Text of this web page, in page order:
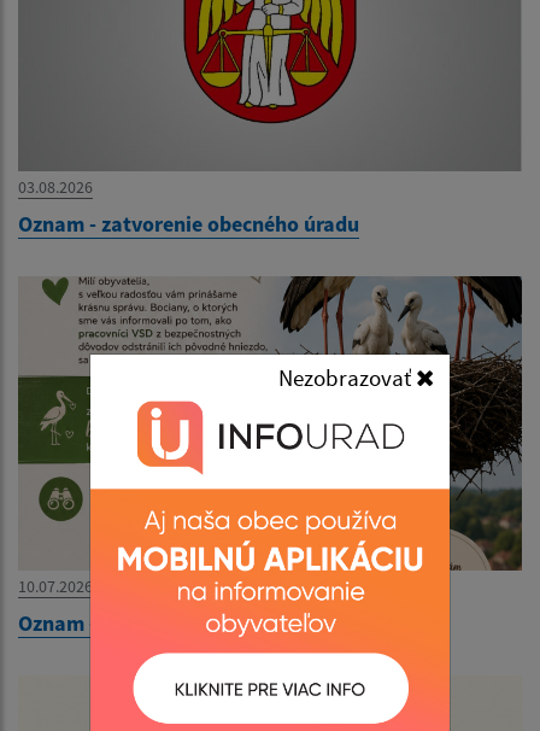
Nezobrazovať
03.08.2026
Oznam - zatvorenie obecného úradu
10.07.2026
Oznam - Bociany